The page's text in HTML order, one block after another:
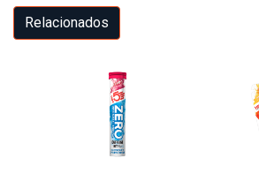
Relacionados